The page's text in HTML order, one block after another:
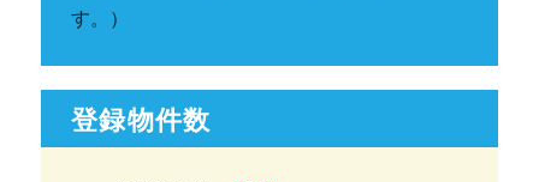
す。）
登録物件数